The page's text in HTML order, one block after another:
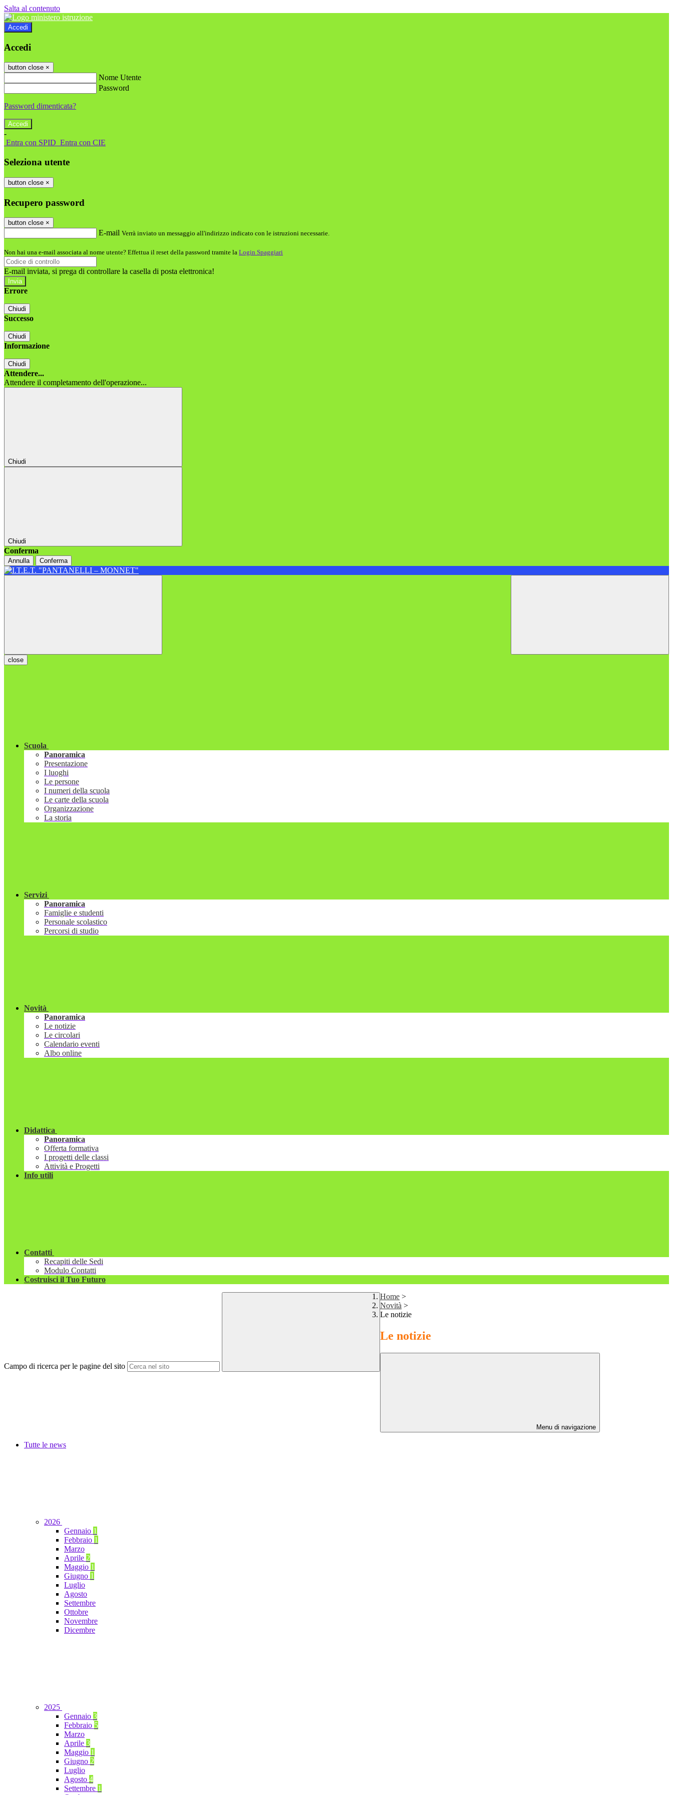
Salta al contenuto
Accedi
Accedi
button close ×
Nome Utente
Password
Password dimenticata?
-
Entra con SPID Entra con CIE
Seleziona utente
button close ×
Recupero password
button close ×
E-mail Verrà inviato un messaggio all'indirizzo indicato con le istruzioni necessarie.
Non hai una e-mail associata al nome utente? Effettua il reset della password tramite la Login Spaggiari
E-mail inviata, si prega di controllare la casella di posta elettronica!
Errore
Chiudi
Successo
Chiudi
Informazione
Chiudi
Attendere...
Attendere il completamento dell'operazione...
Chiudi
Chiudi
Conferma
Annulla Conferma
close
Scuola
Panoramica
Presentazione
I luoghi
Le persone
I numeri della scuola
Le carte della scuola
Organizzazione
La storia
Servizi
Panoramica
Famiglie e studenti
Personale scolastico
Percorsi di studio
Novità
Panoramica
Le notizie
Le circolari
Calendario eventi
Albo online
Didattica
Panoramica
Offerta formativa
I progetti delle classi
Attività e Progetti
Info utili
Contatti
Recapiti delle Sedi
Modulo Contatti
Costruisci il Tuo Futuro
Campo di ricerca per le pagine del sito
Home >
Novità >
Le notizie
Le notizie
Menu di navigazione
Tutte le news
2026
Gennaio 1
Febbraio 1
Marzo
Aprile 2
Maggio 1
Giugno 1
Luglio
Agosto
Settembre
Ottobre
Novembre
Dicembre
2025
Gennaio 3
Febbraio 5
Marzo
Aprile 3
Maggio 1
Giugno 2
Luglio
Agosto 4
Settembre 1